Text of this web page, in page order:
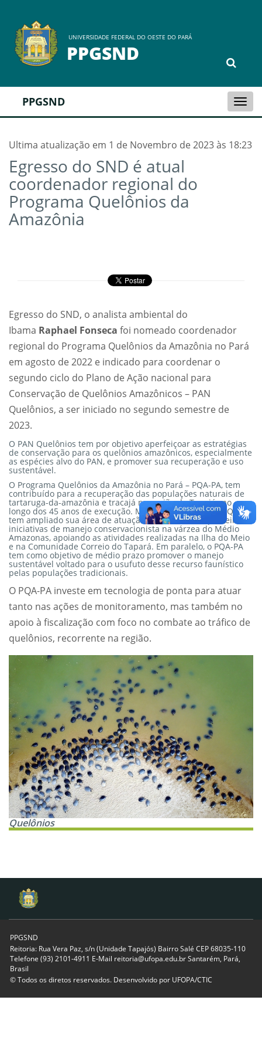
UNIVERSIDADE FEDERAL DO OESTE DO PARÁ
PPGSND
PPGSND
Ultima atualização em 1 de Novembro de 2023 às 18:23
Egresso do SND é atual
coordenador regional do
Programa Quelônios da
Amazônia
Egresso do SND, o analista ambiental do
Ibama Raphael Fonseca foi nomeado coordenador
regional do Programa Quelônios da Amazônia no Pará
em agosto de 2022 e indicado para coordenar o
segundo ciclo do Plano de Ação nacional para
Conservação de Quelônios Amazônicos – PAN
Quelônios, a ser iniciado no segundo semestre de
2023.
O PAN Quelônios tem por objetivo aperfeiçoar as estratégias
de conservação para os quelônios amazônicos, especialmente
as espécies alvo do PAN, e promover sua recuperação e uso
sustentável.
O Programa Quelônios da Amazônia no Pará – PQA-PA, tem
contribuído para a recuperação das populações naturais de
tartaruga-da-amazônia e tracajá na região do Tapajós ao
longo dos 45 anos de execução. Mais recentemente, o PQA-PA
tem ampliado sua área de atuação, atuando como parceiro de
iniciativas de manejo conservacionista na várzea do Médio
Amazonas, apoiando as atividades realizadas na Ilha do Meio
e na Comunidade Correio do Tapará. Em paralelo, o PQA-PA
tem como objetivo de médio prazo promover o manejo
sustentável voltado para o usufuto desse recurso faunístico
pelas populações tradicionais.
O PQA-PA investe em tecnologia de ponta para atuar
tanto nas ações de monitoramento, mas também no
apoio à fiscalização com foco no combate ao tráfico de
quelônios, recorrente na região.
Quelônios
PPGSND
Reitoria: Rua Vera Paz, s/n (Unidade Tapajós) Bairro Salé CEP 68035-110
Telefone (93) 2101-4911 E-Mail reitoria@ufopa.edu.br Santarém, Pará,
Brasil
© Todos os diretos reservados. Desenvolvido por UFOPA/CTIC